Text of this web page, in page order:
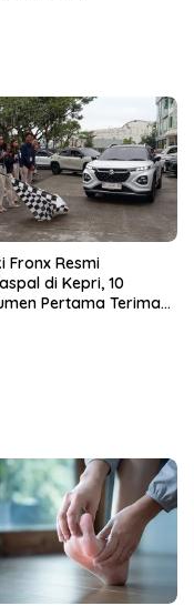
Fronx Resmi
di Kepri, 10
Pertama Terima